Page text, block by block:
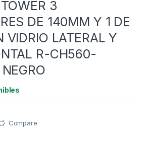
3
DE 140MM Y 1 DE
VIDRIO LATERAL Y
R-CH560-
Compare